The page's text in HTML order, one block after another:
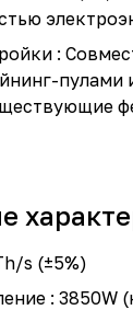
:
пулами
s (±5%)
: 3850W